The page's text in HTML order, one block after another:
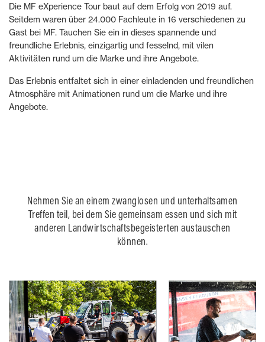
Die MF eXperience Tour baut auf dem Erfolg von 2019 auf.
Seitdem waren über 24.000 Fachleute in 16 verschiedenen zu
Gast bei MF. Tauchen Sie ein in dieses spannende und
freundliche Erlebnis, einzigartig und fesselnd, mit vilen
Aktivitäten rund um die Marke und ihre Angebote.
Das Erlebnis entfaltet sich in einer einladenden und freundlichen
Atmosphäre mit Animationen rund um die Marke und ihre
Angebote.
Nehmen Sie an einem zwanglosen und unterhaltsamen
Treffen teil, bei dem Sie gemeinsam essen und sich mit
anderen Landwirtschaftsbegeisterten austauschen
können.